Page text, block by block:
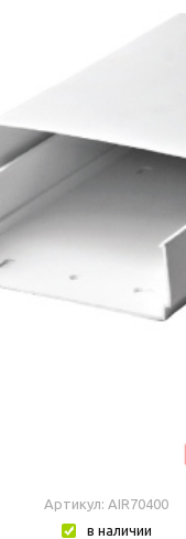
Артикул: AIR70400
в наличии